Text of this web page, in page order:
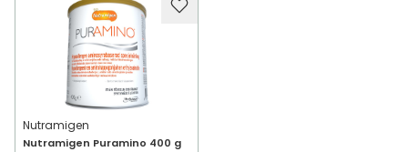
Nutramigen
Nutramigen Puramino 400 g